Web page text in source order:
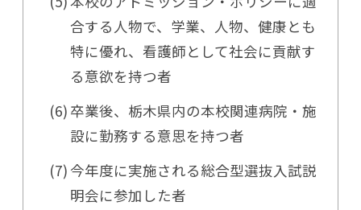
合する人物で、学業、人物、健康とも
特に優れ、看護師として社会に貢献す
る意欲を持つ者
卒業後、栃木県内の本校関連病院・施
設に勤務する意思を持つ者
今年度に実施される総合型選抜入試説
明会に参加した者